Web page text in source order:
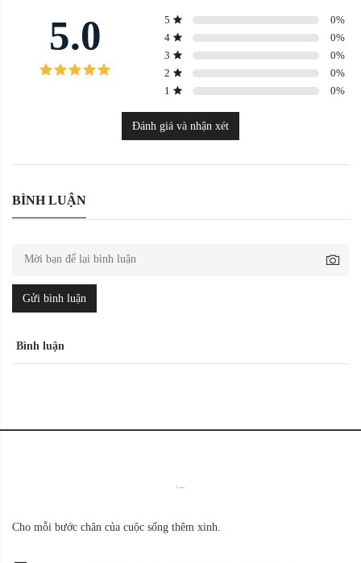
5.0 5 0%
4
0%
3
0%
2
0%
1
0%
Đánh giá và nhận xét
BÌNH LUẬN
Gửi bình luận
Bình luận
Cho mỗi bước chân của cuộc sống thêm xinh.